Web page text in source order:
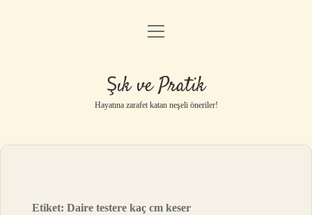
Anasayfa
Yasal Uyarı
menüyü
Şık ve Pratik
Hayatına zarafet katan neşeli öneriler!
Etiket:Daire testere kaç cm keser